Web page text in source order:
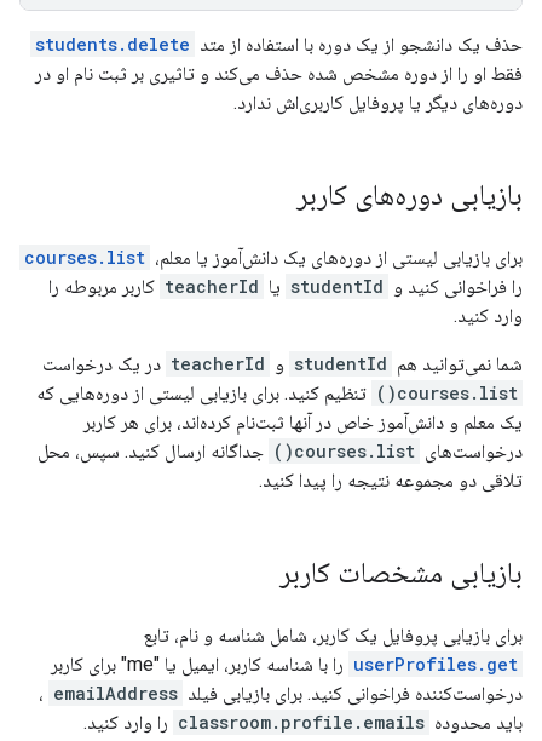
حذف یک دانشجو از یک دوره با استفاده از متد students.delete
فقط او را از دوره مشخص شده حذف می‌کند و تاثیری بر ثبت نام او در
دوره‌های دیگر یا پروفایل کاربری‌اش ندارد.
بازیابی دوره‌های کاربر
برای بازیابی لیستی از دوره‌های یک دانش‌آموز یا معلم، courses.list
را فراخوانی کنید و studentId یا teacherId کاربر مربوطه را
وارد کنید.
شما نمی‌توانید هم studentId و teacherId در یک درخواست
courses.list()
تنظیم کنید. برای بازیابی لیستی از دوره‌هایی که
یک معلم و دانش‌آموز خاص در آنها ثبت‌نام کرده‌اند، برای هر کاربر
درخواست‌های
courses.list()
جداگانه ارسال کنید. سپس، محل
تلاقی دو مجموعه نتیجه را پیدا کنید.
بازیابی مشخصات کاربر
برای بازیابی پروفایل یک کاربر، شامل شناسه و نام، تابع
userProfiles.get
را با شناسه کاربر، ایمیل یا "me" برای کاربر
درخواست‌کننده فراخوانی کنید. برای بازیابی فیلد emailAddress ،
باید محدوده classroom.profile.emails را وارد کنید.